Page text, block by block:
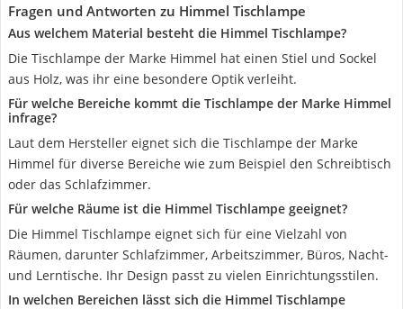
Fragen und Antworten zu Himmel Tischlampe
Aus welchem Material besteht die Himmel Tischlampe?
Die Tischlampe der Marke Himmel hat einen Stiel und Sockel
aus Holz, was ihr eine besondere Optik verleiht.
Für welche Bereiche kommt die Tischlampe der Marke Himmel
infrage?
Laut dem Hersteller eignet sich die Tischlampe der Marke
Himmel für diverse Bereiche wie zum Beispiel den Schreibtisch
oder das Schlafzimmer.
Für welche Räume ist die Himmel Tischlampe geeignet?
Die Himmel Tischlampe eignet sich für eine Vielzahl von
Räumen, darunter Schlafzimmer, Arbeitszimmer, Büros, Nacht-
und Lerntische. Ihr Design passt zu vielen Einrichtungsstilen.
In welchen Bereichen lässt sich die Himmel Tischlampe